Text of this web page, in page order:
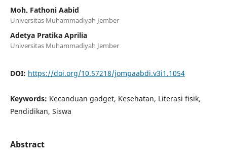
Moh. Fathoni Aabid
Universitas Muhammadiyah Jember
Adetya Pratika Aprilia
Universitas Muhammadiyah Jember
DOI: https://doi.org/10.57218/jompaabdi.v3i1.1054
Keywords: Kecanduan gadget, Kesehatan, Literasi fisik,
Pendidikan, Siswa
Abstract